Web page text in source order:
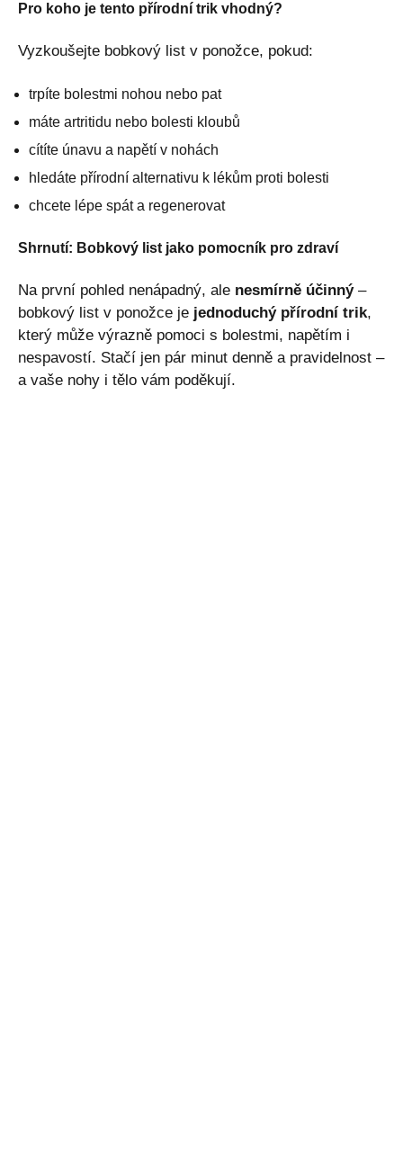
Pro koho je tento přírodní trik vhodný?
Vyzkoušejte bobkový list v ponožce, pokud:
trpíte bolestmi nohou nebo pat
máte artritidu nebo bolesti kloubů
cítíte únavu a napětí v nohách
hledáte přírodní alternativu k lékům proti bolesti
chcete lépe spát a regenerovat
Shrnutí: Bobkový list jako pomocník pro zdraví
Na první pohled nenápadný, ale nesmírně účinný–
bobkový list v ponožce je jednoduchý přírodní trik,
který může výrazně pomoci s bolestmi, napětím i
nespavostí. Stačí jen pár minut denně a pravidelnost –
a vaše nohy i tělo vám poděkují.